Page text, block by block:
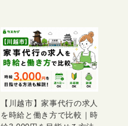
【川越市】家事代行の求人
を時給と働き方で比較｜時